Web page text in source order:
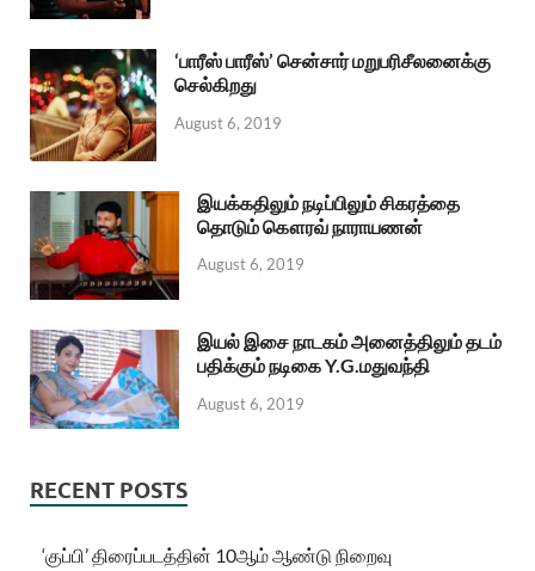
‘பாரீஸ் பாரீஸ்’ சென்சார் மறுபரிசீலனைக்கு
செல்கிறது
August 6, 2019
இயக்கதிலும் நடிப்பிலும் சிகரத்தை
தொடும் கௌரவ் நாராயணன்
August 6, 2019
இயல் இசை நாடகம் அனைத்திலும் தடம்
பதிக்கும் நடிகை Y.G.மதுவந்தி
August 6, 2019
RECENT POSTS
‘குப்பி’ திரைப்படத்தின் 10ஆம் ஆண்டு நிறைவு